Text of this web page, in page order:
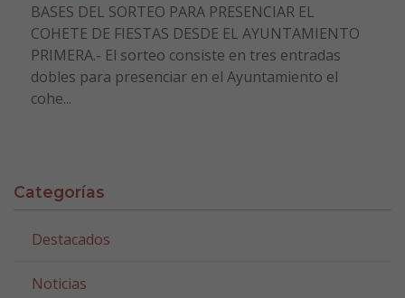
BASES DEL SORTEO PARA PRESENCIAR EL
COHETE DE FIESTAS DESDE EL AYUNTAMIENTO
PRIMERA.- El sorteo consiste en tres entradas
dobles para presenciar en el Ayuntamiento el
cohe...
Categorías
Destacados
Noticias